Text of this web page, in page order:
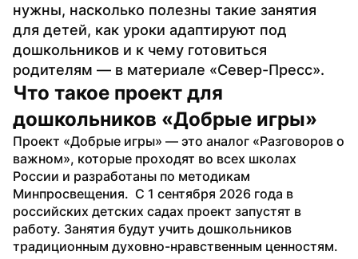
нужны, насколько полезны такие занятия
для детей, как уроки адаптируют под
дошкольников и к чему готовиться
родителям — в материале «Север-Пресс».
Что такое проект для
дошкольников «Добрые игры»
Проект «Добрые игры» — это аналог «Разговоров о
важном», которые проходят во всех школах
России и разработаны по методикам
Минпросвещения.  С 1 сентября 2026 года в
российских детских садах проект запустят в
работу. Занятия будут учить дошкольников
традиционным духовно-нравственным ценностям.